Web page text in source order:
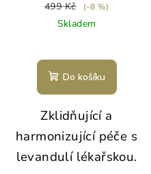
499 Kč
(–8 %)
Skladem
Do košíku
Zklidňující a
harmonizující péče s
levandulí lékařskou.